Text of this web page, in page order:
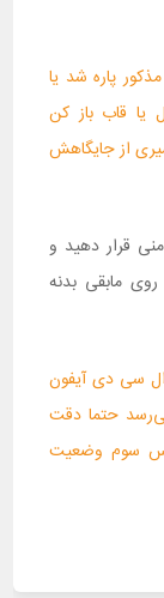
پاره شد یا
یا قاب باز کن
منظور بلند کردن باتری آیفون 4 تعمیری از جایگاهش
قرار دهید و
تعویض ال سی دی آیفون 4 را روی مابقی بدنه
سی دی آیفون
حتما دقت
سوم وضعیت